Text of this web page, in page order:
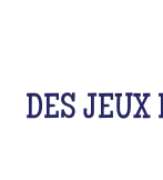
DES JEUX